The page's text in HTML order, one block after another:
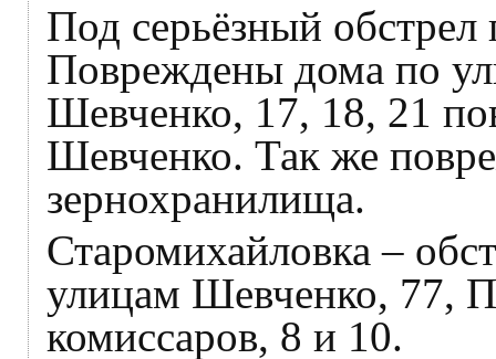
Под серьёзный обстрел
Повреждены дома по
Шевченко, 17, 18, 21
Шевченко. Так же
зернохранилища.
Старомихайловка –
улицам Шевченко, 77,
комиссаров, 8 и 10.